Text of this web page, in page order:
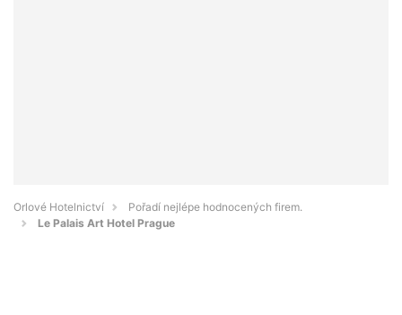
Orlové Hotelnictví
Pořadí nejlépe hodnocených firem.
Le Palais Art Hotel Prague